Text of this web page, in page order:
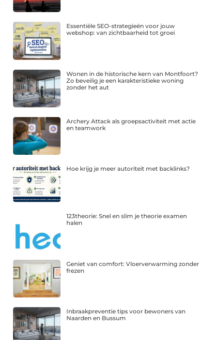
Essentiële SEO-strategieën voor jouw
webshop: van zichtbaarheid tot groei
Wonen in de historische kern van Montfoort?
Zo beveilig je een karakteristieke woning
zonder het aut
Archery Attack als groepsactiviteit met actie
en teamwork
Hoe krijg je meer autoriteit met backlinks?
123theorie: Snel en slim je theorie examen
halen
Geniet van comfort: Vloerverwarming zonder
frezen
Inbraakpreventie tips voor bewoners van
Naarden en Bussum